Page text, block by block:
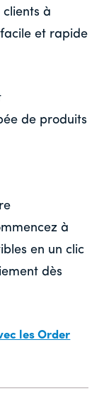
à
et rapide
de produits
à
en un clic
dès
les Order